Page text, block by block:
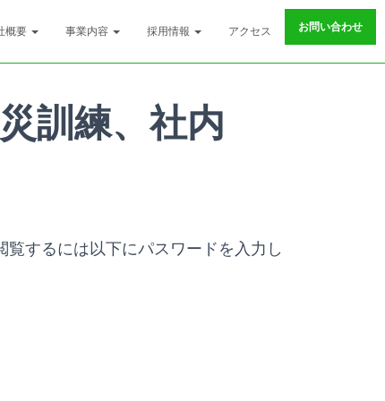
概要 事業内容 採用情報 アクセス お問い合わせ
訓練、社内
するには以下にパスワードを入力し